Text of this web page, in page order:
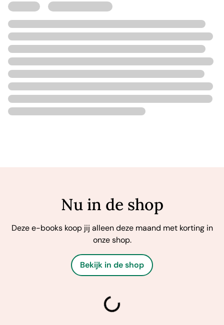
Nu in de shop
Deze e-books koop jij alleen deze maand met korting in
onze shop.
Bekijk in de shop
laden